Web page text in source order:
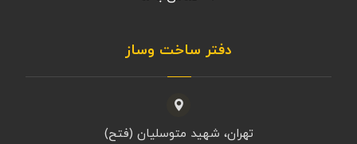
دفتر ساخت وساز
تهران، شهید متوسلیان (فتح)